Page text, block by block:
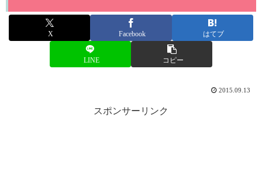
X Facebook はてブ
LINE コピー
2015.09.13
スポンサーリンク